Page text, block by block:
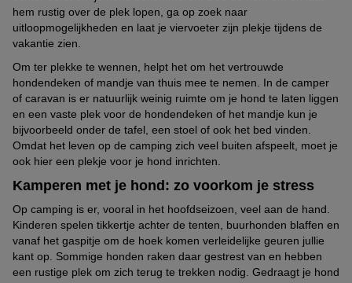
hem rustig over de plek lopen, ga op zoek naar
uitloopmogelijkheden en laat je viervoeter zijn plekje tijdens de
vakantie zien.
Om ter plekke te wennen, helpt het om het vertrouwde
hondendeken of mandje van thuis mee te nemen. In de camper
of caravan is er natuurlijk weinig ruimte om je hond te laten liggen
en een vaste plek voor de hondendeken of het mandje kun je
bijvoorbeeld onder de tafel, een stoel of ook het bed vinden.
Omdat het leven op de camping zich veel buiten afspeelt, moet je
ook hier een plekje voor je hond inrichten.
Kamperen met je hond: zo voorkom je stress
Op camping is er, vooral in het hoofdseizoen, veel aan de hand.
Kinderen spelen tikkertje achter de tenten, buurhonden blaffen en
vanaf het gaspitje om de hoek komen verleidelijke geuren jullie
kant op. Sommige honden raken daar gestrest van en hebben
een rustige plek om zich terug te trekken nodig. Gedraagt je hond